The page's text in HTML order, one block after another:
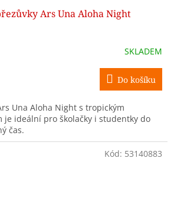
Ars Una Aloha Night
SKLADEM
Do košíku
Una Aloha Night s tropickým
je ideální pro školačky i studentky do
čas.
Kód: 53140883